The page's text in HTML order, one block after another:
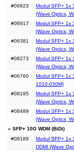
#06923
Moduł SFP+ 1x
(Wave Optics,
#06917
Moduł SFP+ 1x
(Wave Optics,
#06381
Moduł SFP+ 1x
(Wave Optics,
#08273
Moduł SFP+ 1x
(Wave Optics,
#06760
Moduł SFP+ 1x
1010-030M)
#08195
Moduł SFP+ 1x
(Wave Optics,
#08489
Moduł SFP+ 1x
(Wave Optics,
» SFP+ 10G WDM (BiDi)
#08189
Moduł SFP+ 1x
DDMI (Wave